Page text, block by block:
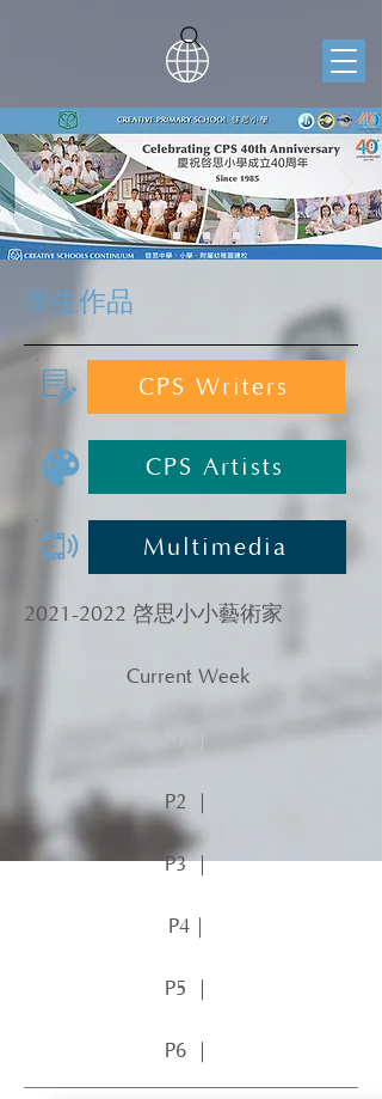
學生作品
CPS Writers
CPS Artists
Multimedia
2021-2022 啓思小小藝術家
Current Week
P2 ｜
P3 ｜
P4｜
P5 ｜
P6 ｜